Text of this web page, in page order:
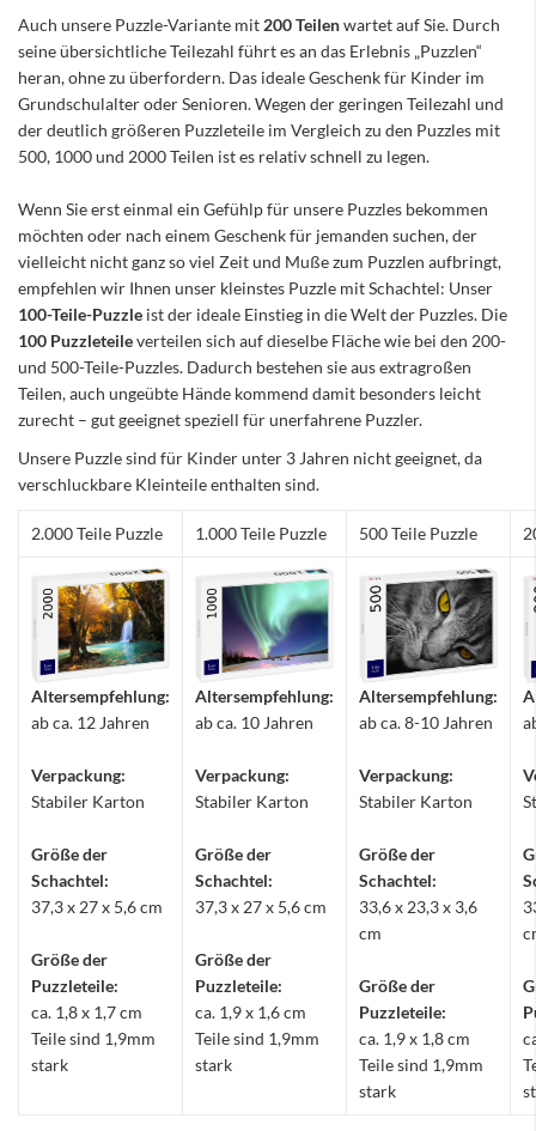
Auch unsere Puzzle-Variante mit 200 Teilenwartet auf Sie. Durch
seine übersichtliche Teilezahl führt es an das Erlebnis „Puzzlen“
heran, ohne zu überfordern. Das ideale Geschenk für Kinder im
Grundschulalter oder Senioren. Wegen der geringen Teilezahl und
der deutlich größeren Puzzleteile im Vergleich zu den Puzzles mit
500, 1000 und 2000 Teilen ist es relativ schnell zu legen.
Wenn Sie erst einmal ein Gefühlp für unsere Puzzles bekommen
möchten oder nach einem Geschenk für jemanden suchen, der
vielleicht nicht ganz so viel Zeit und Muße zum Puzzlen aufbringt,
empfehlen wir Ihnen unser kleinstes Puzzle mit Schachtel: Unser
100-Teile-Puzzle ist der ideale Einstieg in die Welt der Puzzles. Die
100 Puzzleteileverteilen sich auf dieselbe Fläche wie bei den 200-
und 500-Teile-Puzzles. Dadurch bestehen sie aus extragroßen
Teilen, auch ungeübte Hände kommend damit besonders leicht
zurecht – gut geeignet speziell für unerfahrene Puzzler.
Unsere Puzzle sind für Kinder unter 3 Jahren nicht geeignet, da
verschluckbare Kleinteile enthalten sind.
2.000 Teile Puzzle 1.000 Teile Puzzle 500 Teile Puzzle
Altersempfehlung:
ab ca. 12 Jahren
Verpackung:
Stabiler Karton
Größe der
Schachtel:
37,3 x 27 x 5,6 cm
Größe der
Puzzleteile:
ca. 1,8 x 1,7 cm
Teile sind 1,9mm
stark
Altersempfehlung:
ab ca. 10 Jahren
Verpackung:
Stabiler Karton
Größe der
Schachtel:
37,3 x 27 x 5,6 cm
Größe der
Puzzleteile:
ca. 1,9 x 1,6 cm
Teile sind 1,9mm
stark
Altersempfehlung:
ab ca. 8-10 Jahren
Verpackung:
Stabiler Karton
Größe der
Schachtel:
33,6 x 23,3 x 3,6
cm
Größe der
Puzzleteile:
ca. 1,9 x 1,8 cm
Teile sind 1,9mm
stark